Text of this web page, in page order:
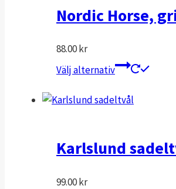
Nordic Horse,
88.00kr
Välj alternativ
Den
De
Karlslund
99.00kr